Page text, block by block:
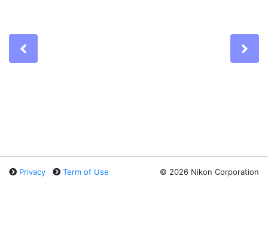
Privacy Term of Use © 2026 Nikon Corporation